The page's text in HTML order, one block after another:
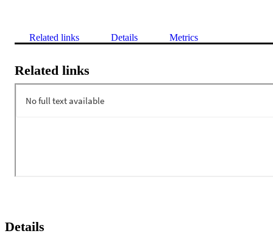
Related links Details Metrics
Related links
Details